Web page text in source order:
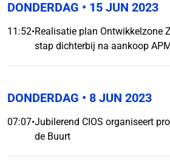
DONDERDAG • 15 JUN 2023
11:52•Realisatie plan Ontwikkelzone
stap dichterbij na aankoop
DONDERDAG • 8 JUN 2023
07:07•Jubilerend CIOS organiseert
de Buurt